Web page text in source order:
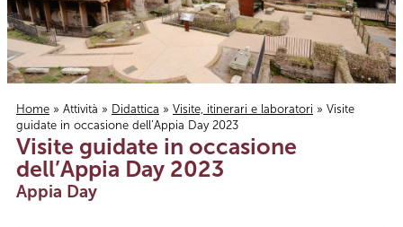
Tu sei qui
Home » Attività » Didattica » Visite, itinerari e laboratori » Visite
guidate in occasione dell’Appia Day 2023
Visite guidate in occasione
dell’Appia Day 2023
Appia Day